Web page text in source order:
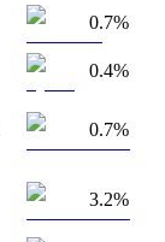
0.7%
0.4%
0.7%
3.2%